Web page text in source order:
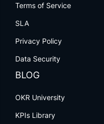
Terms of Service
SLA
Privacy Policy
Data Security
BLOG
OKR University
KPIs Library